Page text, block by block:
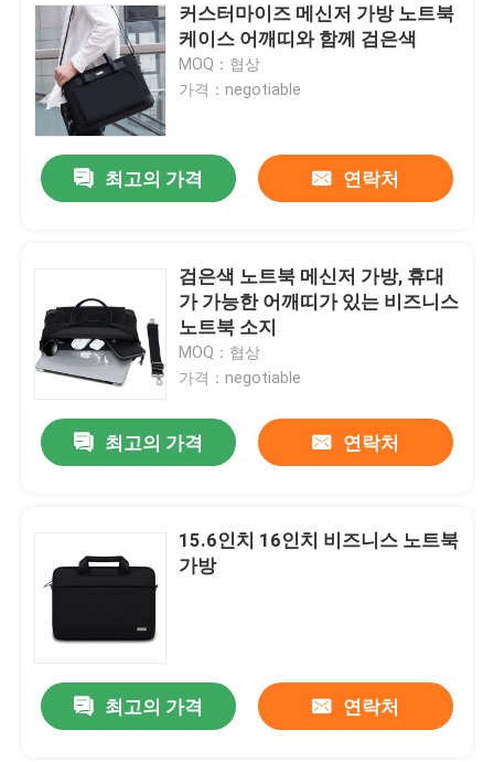
커스터마이즈 메신저 가방 노트북
케이스 어깨띠와 함께 검은색
MOQ：협상
가격：negotiable
최고의 가격 연락처
검은색 노트북 메신저 가방, 휴대
가 가능한 어깨띠가 있는 비즈니스
노트북 소지
MOQ：협상
가격：negotiable
최고의 가격 연락처
15.6인치 16인치 비즈니스 노트북
가방
최고의 가격 연락처